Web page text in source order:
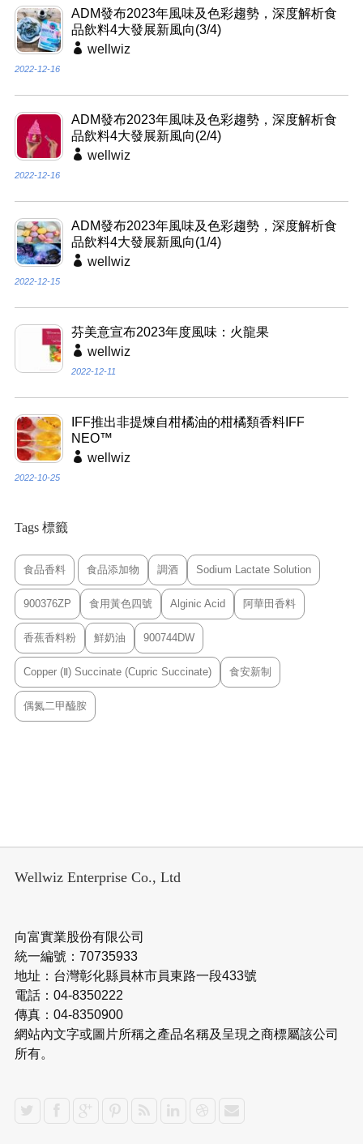
ADM發布2023年風味及色彩趨勢，深度解析食
品飲料4大發展新風向(3/4)
wellwiz
2022-12-16
ADM發布2023年風味及色彩趨勢，深度解析食
品飲料4大發展新風向(2/4)
wellwiz
2022-12-16
ADM發布2023年風味及色彩趨勢，深度解析食
品飲料4大發展新風向(1/4)
wellwiz
2022-12-15
芬美意宣布2023年度風味：火龍果
wellwiz
2022-12-11
IFF推出非提煉自柑橘油的柑橘類香料IFF
NEO™
wellwiz
2022-10-25
Tags 標籤
食品香料 食品添加物 調酒 Sodium Lactate Solution
900376ZP 食用黃色四號 Alginic Acid 阿華田香料
香蕉香料粉 鮮奶油 900744DW
Copper (Ⅱ) Succinate (Cupric Succinate) 食安新制
偶氮二甲醯胺
Wellwiz Enterprise Co., Ltd
向富實業股份有限公司
統一編號：70735933
地址：台灣彰化縣員林市員東路一段433號
電話：04-8350222
傳真：04-8350900
網站內文字或圖片所稱之產品名稱及呈現之商標屬該公司
所有。